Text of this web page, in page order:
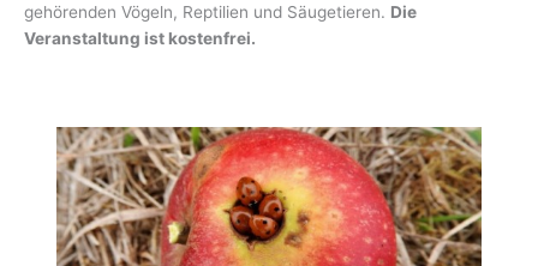
gehörenden Vögeln, Reptilien und Säugetieren. Die
Veranstaltung ist kostenfrei.